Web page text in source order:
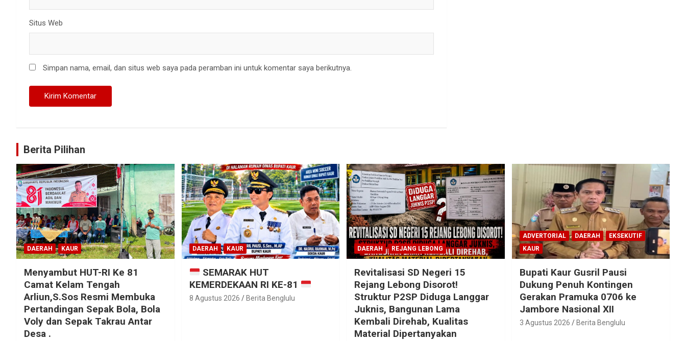
Situs Web
Simpan nama, email, dan situs web saya pada peramban ini untuk komentar saya berikutnya.
Berita Pilihan
DAERAH KAUR
Menyambut HUT-RI Ke 81
Camat Kelam Tengah
Arliun,S.Sos Resmi Membuka
Pertandingan Sepak Bola, Bola
Voly dan Sepak Takrau Antar
Desa .
DAERAH KAUR
SEMARAK HUT
KEMERDEKAAN RI KE-81
8 Agustus 2026 Berita Benglulu
DAERAH REJANG LEBONG
Revitalisasi SD Negeri 15
Rejang Lebong Disorot!
Struktur P2SP Diduga Langgar
Juknis, Bangunan Lama
Kembali Direhab, Kualitas
Material Dipertanyakan
ADVERTORIAL DAERAH
EKSEKUTIF
KAUR
Bupati Kaur Gusril Pausi
Dukung Penuh Kontingen
Gerakan Pramuka 0706 ke
Jambore Nasional XII
3 Agustus 2026 Berita Benglulu